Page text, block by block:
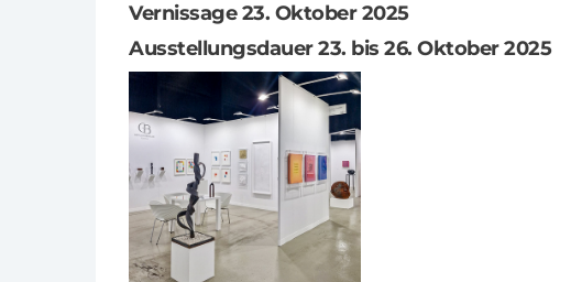
Vernissage 23. Oktober 2025
Ausstellungsdauer 23. bis 26. Oktober 2025